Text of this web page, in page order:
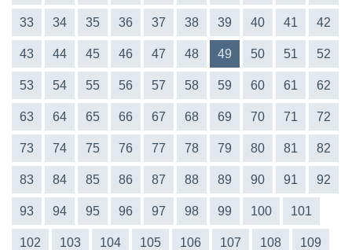
33 34 35 36 37 38 39 40 41 42
43 44 45 46 47 48 49 50 51 52
53 54 55 56 57 58 59 60 61 62
63 64 65 66 67 68 69 70 71 72
73 74 75 76 77 78 79 80 81 82
83 84 85 86 87 88 89 90 91 92
93 94 95 96 97 98 99 100 101
102 103 104 105 106 107 108 109